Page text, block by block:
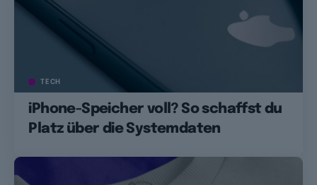
TECH
iPhone-Speicher voll? So schaffst du
Platz über die Systemdaten